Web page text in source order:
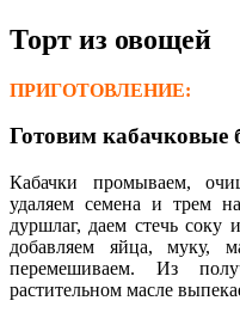
Торт из овощей
ПРИГОТОВЛЕНИЕ:
Готовим кабачковые
Кабачки промываем,
удаляем семена и трем
дуршлаг, даем стечь
добавляем яйца, муку,
перемешиваем. Из
растительном масле